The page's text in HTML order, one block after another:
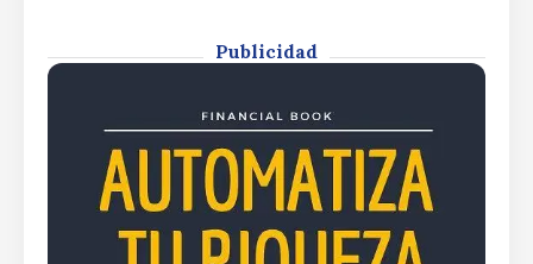
ByRafael Martín F. Publicidad